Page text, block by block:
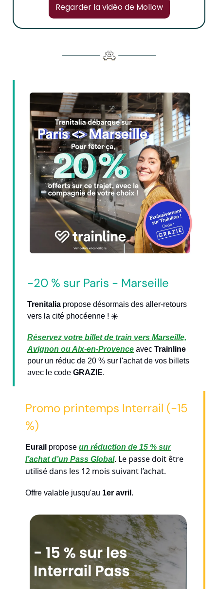
Regarder la vidéo de Mollow
-20 % sur Paris - Marseille
Trenitalia propose désormais des aller-retours
vers la cité phocéenne ! ☀️
Réservez votre billet de train vers Marseille,
Avignon ou Aix-en-Provence avec Trainline
pour un réduc de 20 % sur l'achat de vos billets
avec le code GRAZIE.
Promo printemps Interrail (-15
%)
Eurail propose un réduction de 15 % sur
l’achat d’un Pass Global. Le passe doit être
utilisé dans les 12 mois suivant l’achat.
Offre valable jusqu'au 1er avril .